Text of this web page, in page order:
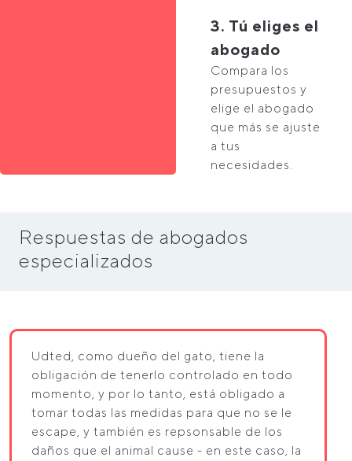
3. Tú eliges el
abogado
Compara los
presupuestos y
elige el abogado
que más se ajuste
a tus
necesidades.
Respuestas de abogados
especializados
Udted, como dueño del gato, tiene la
obligación de tenerlo controlado en todo
momento, y por lo tanto, está obligado a
tomar todas las medidas para que no se le
escape, y también es repsonsable de los
daños que el animal cause - en este caso, la